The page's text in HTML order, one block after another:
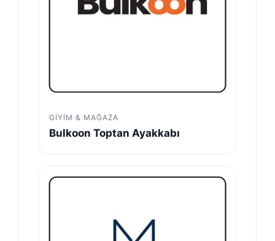
GIYIM & MAĞAZA
Bulkoon Toptan Ayakkabı